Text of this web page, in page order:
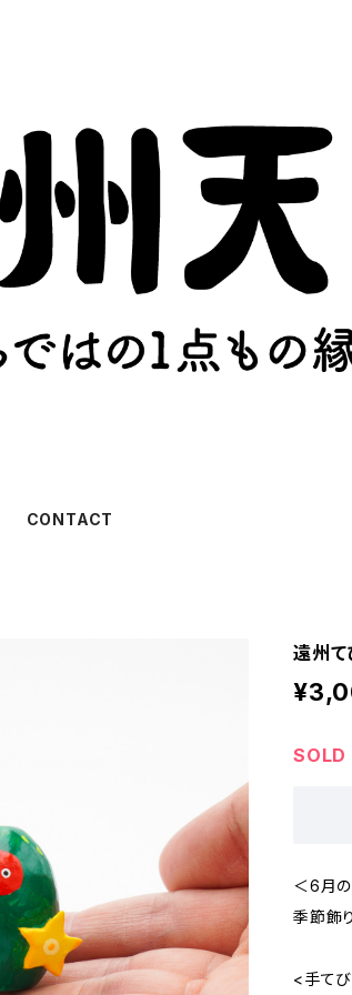
CONTACT
遠州て
SOLD
＜6月
季節飾
<手て